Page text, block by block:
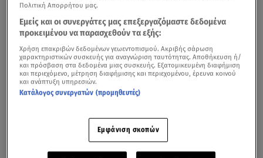
Πολιτική Απορρήτου μας.
Εμείς και οι συνεργάτες μας επεξεργαζόμαστε δεδομένα
προκειμένου να παρασχεθούν τα εξής:
Χρήση επακριβών δεδομένων γεωεντοπισμού. Ακριβής σάρωση
χαρακτηριστικών συσκευής για αναγνώριση ταυτότητας. Αποθήκευση ή/
και πρόσβαση στα δεδομένα μιας συσκευής. Εξατομικευμένη διαφήμιση
και περιεχόμενο, μέτρηση διαφήμισης και περιεχομένου, έρευνα κοινού
και ανάπτυξη υπηρεσιών.
Κατάλογος συνεργατών (προμηθευτές)
Εμφάνιση σκοπών